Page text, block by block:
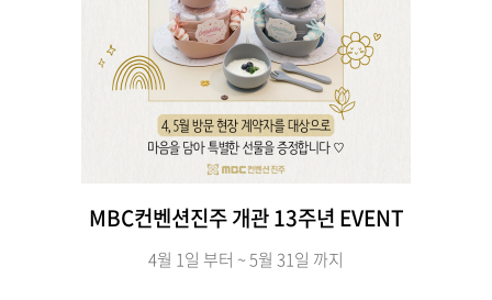
MBC컨벤션진주 개관 13주년 EVENT
4월 1일 부터 ~ 5월 31일 까지